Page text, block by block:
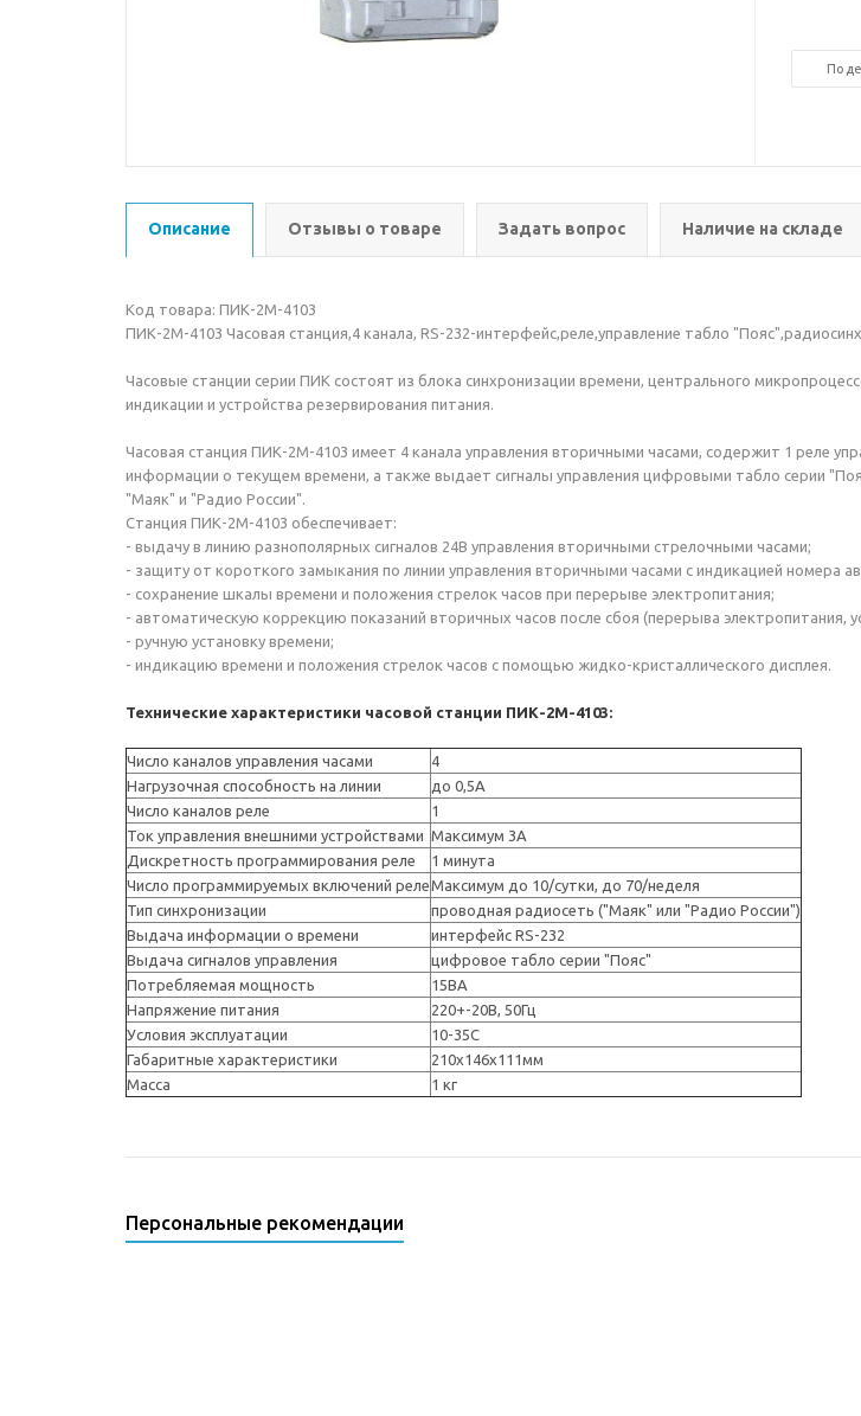
Описание Отзывы о товаре Задать вопрос Наличие на складе
Код товара: ПИК-2М-4103
ПИК-2М-4103 Часовая станция,4 канала, RS-232-интерфейс,реле,управление табло
Часовые станции серии ПИК состоят из блока синхронизации времени, центрального
индикации и устройства резервирования питания.
Часовая станция ПИК-2М-4103 имеет 4 канала управления вторичными часами, содержит 1 реле
информации о текущем времени, а также выдает сигналы управления цифровыми табло серии
"Маяк" и "Радио России".
Станция ПИК-2М-4103 обеспечивает:
- выдачу в линию разнополярных сигналов 24В управления вторичными стрелочными часами;
- защиту от короткого замыкания по линии управления вторичными часами с индикацией номера
- сохранение шкалы времени и положения стрелок часов при перерыве электропитания;
- автоматическую коррекцию показаний вторичных часов после сбоя (перерыва электропитания,
- ручную установку времени;
- индикацию времени и положения стрелок часов с помощью жидко-кристаллического дисплея.
Технические характеристики часовой станции ПИК-2М-4103:
Число каналов управления часами
4
Нагрузочная способность на линии
до 0,5А
Число каналов реле
1
Ток управления внешними устройствами Максимум 3А
Дискретность программирования реле
1 минута
Число программируемых включений релеМаксимум до 10/cутки, до 70/неделя
Тип синхронизации
проводная радиосеть ("Маяк" или "Радио России")
Выдача информации о времени
интерфейс RS-232
Выдача сигналов управления
цифровое табло серии "Пояс"
Потребляемая мощность
15ВА
Напряжение питания
220+-20В, 50Гц
Условия эксплуатации
10-35С
Габаритные характеристики
210х146х111мм
Масса
1 кг
Персональные рекомендации